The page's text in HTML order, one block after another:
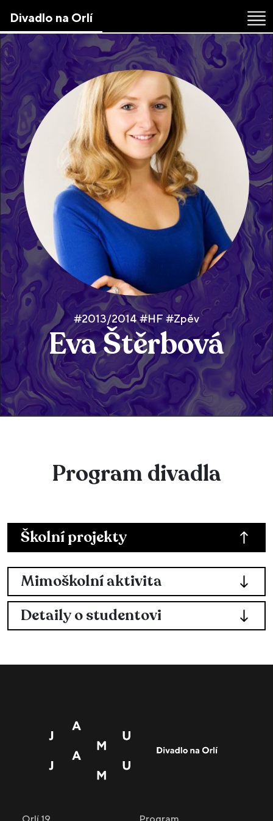
the
content
↷
Divadlo na Orlí
#2013/2014 #HF #Zpěv
Eva Štěrbová
Školní projekty
Mimoškolní aktivita
Detaily o studentovi
Program divadla
Orlí 19 Program